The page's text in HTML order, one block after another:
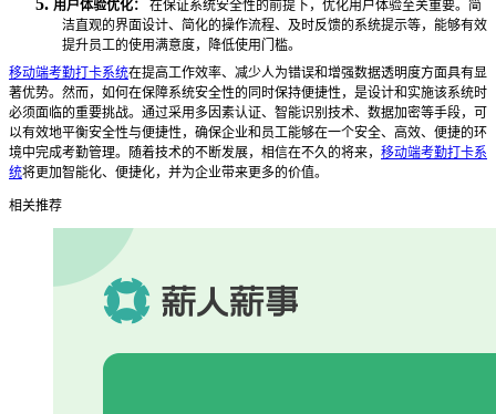
5. 用户体验优化：
在保证系统安全性的前提下，优化用户体验至关重要。简
洁直观的界面设计、简化的操作流程、及时反馈的系统提示等，能够有效
提升员工的使用满意度，降低使用门槛。
移动端考勤打卡系统在提高工作效率、减少人为错误和增强数据透明度方面具有显
著优势。然而，如何在保障系统安全性的同时保持便捷性，是设计和实施该系统时
必须面临的重要挑战。通过采用多因素认证、智能识别技术、数据加密等手段，可
以有效地平衡安全性与便捷性，确保企业和员工能够在一个安全、高效、便捷的环
境中完成考勤管理。随着技术的不断发展，相信在不久的将来， 移动端考勤打卡系
统将更加智能化、便捷化，并为企业带来更多的价值。
相关推荐